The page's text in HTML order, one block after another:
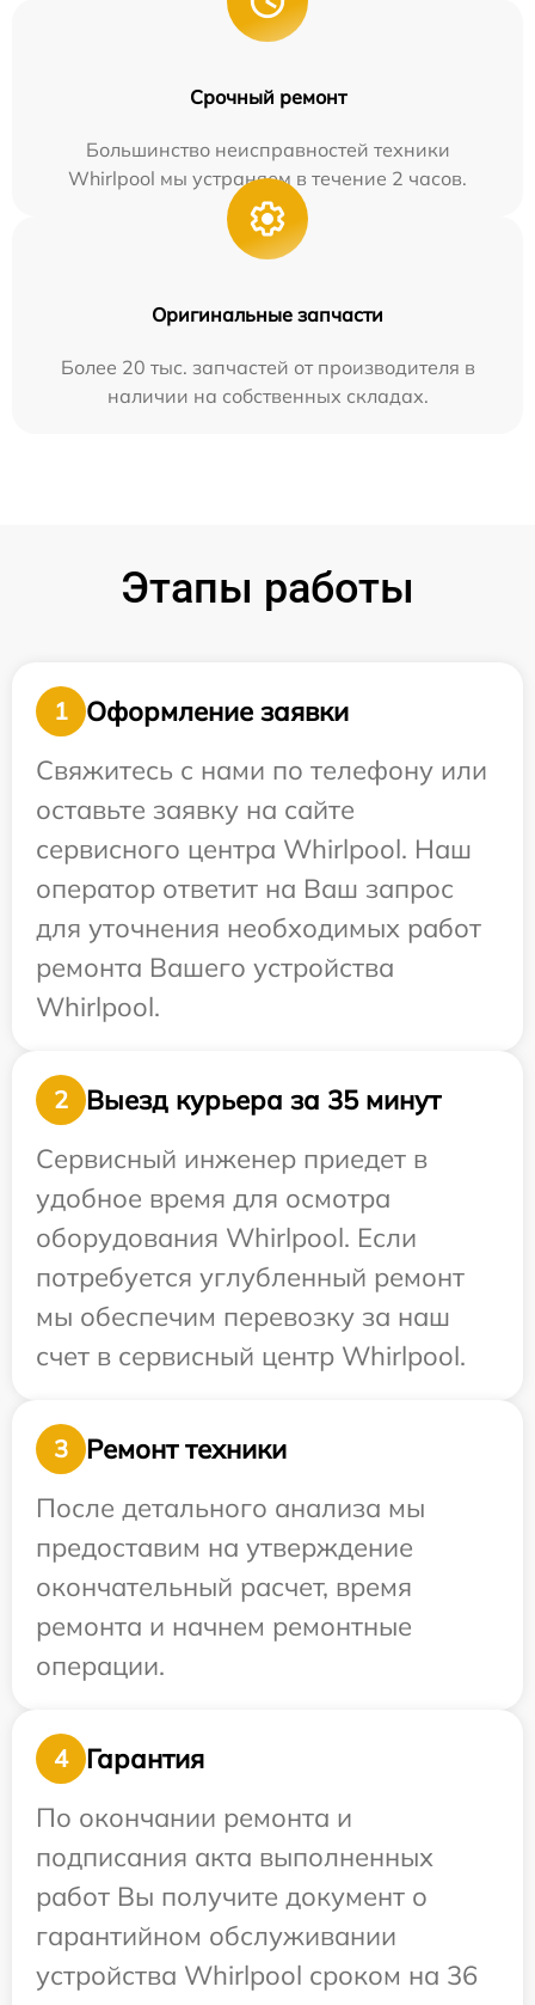
Срочный ремонт
Большинство неисправностей техники
Whirlpool мы устраняем в течение 2 часов.
Оригинальные запчасти
Более 20 тыс. запчастей от производителя в
наличии на собственных складах.
Этапы работы
1
Оформление заявки
Свяжитесь с нами по телефону или
оставьте заявку на сайте
сервисного центра Whirlpool. Наш
оператор ответит на Ваш запрос
для уточнения необходимых работ
ремонта Вашего устройства
Whirlpool.
2
Выезд курьера за 35 минут
Сервисный инженер приедет в
удобное время для осмотра
оборудования Whirlpool. Если
потребуется углубленный ремонт
мы обеспечим перевозку за наш
счет в сервисный центр Whirlpool.
3
Ремонт техники
После детального анализа мы
предоставим на утверждение
окончательный расчет, время
ремонта и начнем ремонтные
операции.
4
Гарантия
По окончании ремонта и
подписания акта выполненных
работ Вы получите документ о
гарантийном обслуживании
устройства Whirlpool сроком на 36